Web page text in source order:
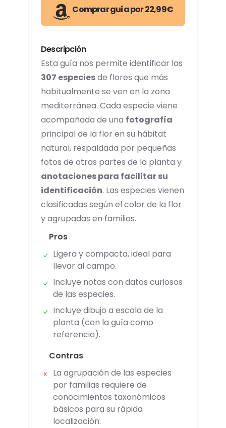
Comprar guía por 22,99€
Descripción
Esta guía nos permite identificar las
307 especiesde flores que más
habitualmente se ven en la zona
mediterránea. Cada especie viene
acompañada de una fotografía
principal de la flor en su hábitat
natural, respaldada por pequeñas
fotos de otras partes de la planta y
anotaciones para facilitar su
identificación. Las especies vienen
clasificadas según el color de la flor
y agrupadas en familias.
Pros
Ligera y compacta, ideal para
llevar al campo.
Incluye notas con datos curiosos
de las especies.
Incluye dibujo a escala de la
planta (con la guía como
referencia).
Contras
La agrupación de las especies
por familias requiere de
conocimientos taxonómicos
básicos para su rápida
localización.